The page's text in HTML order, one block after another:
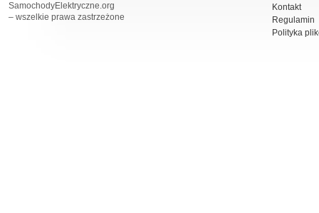
SamochodyElektryczne.org
– wszelkie prawa zastrzeżone
Kontakt
Regulamin
Polityka